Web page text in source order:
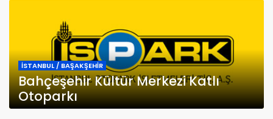
İSTANBUL / BAŞAKŞEHİR
Bahçeşehir Kültür Merkezi Katlı
Otoparkı